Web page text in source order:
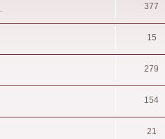
377
15
279
154
21